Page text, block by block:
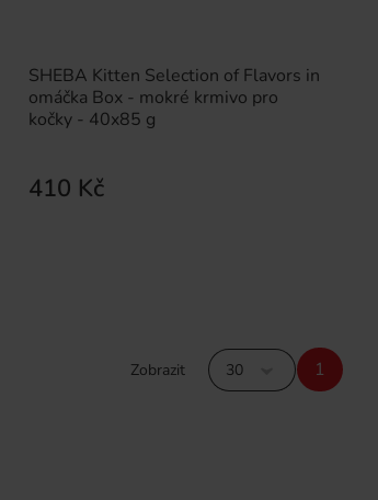
SHEBA Kitten Selection of Flavors in
omáčka Box - mokré krmivo pro
kočky - 40x85 g
410 Kč
Zobrazit 30 1